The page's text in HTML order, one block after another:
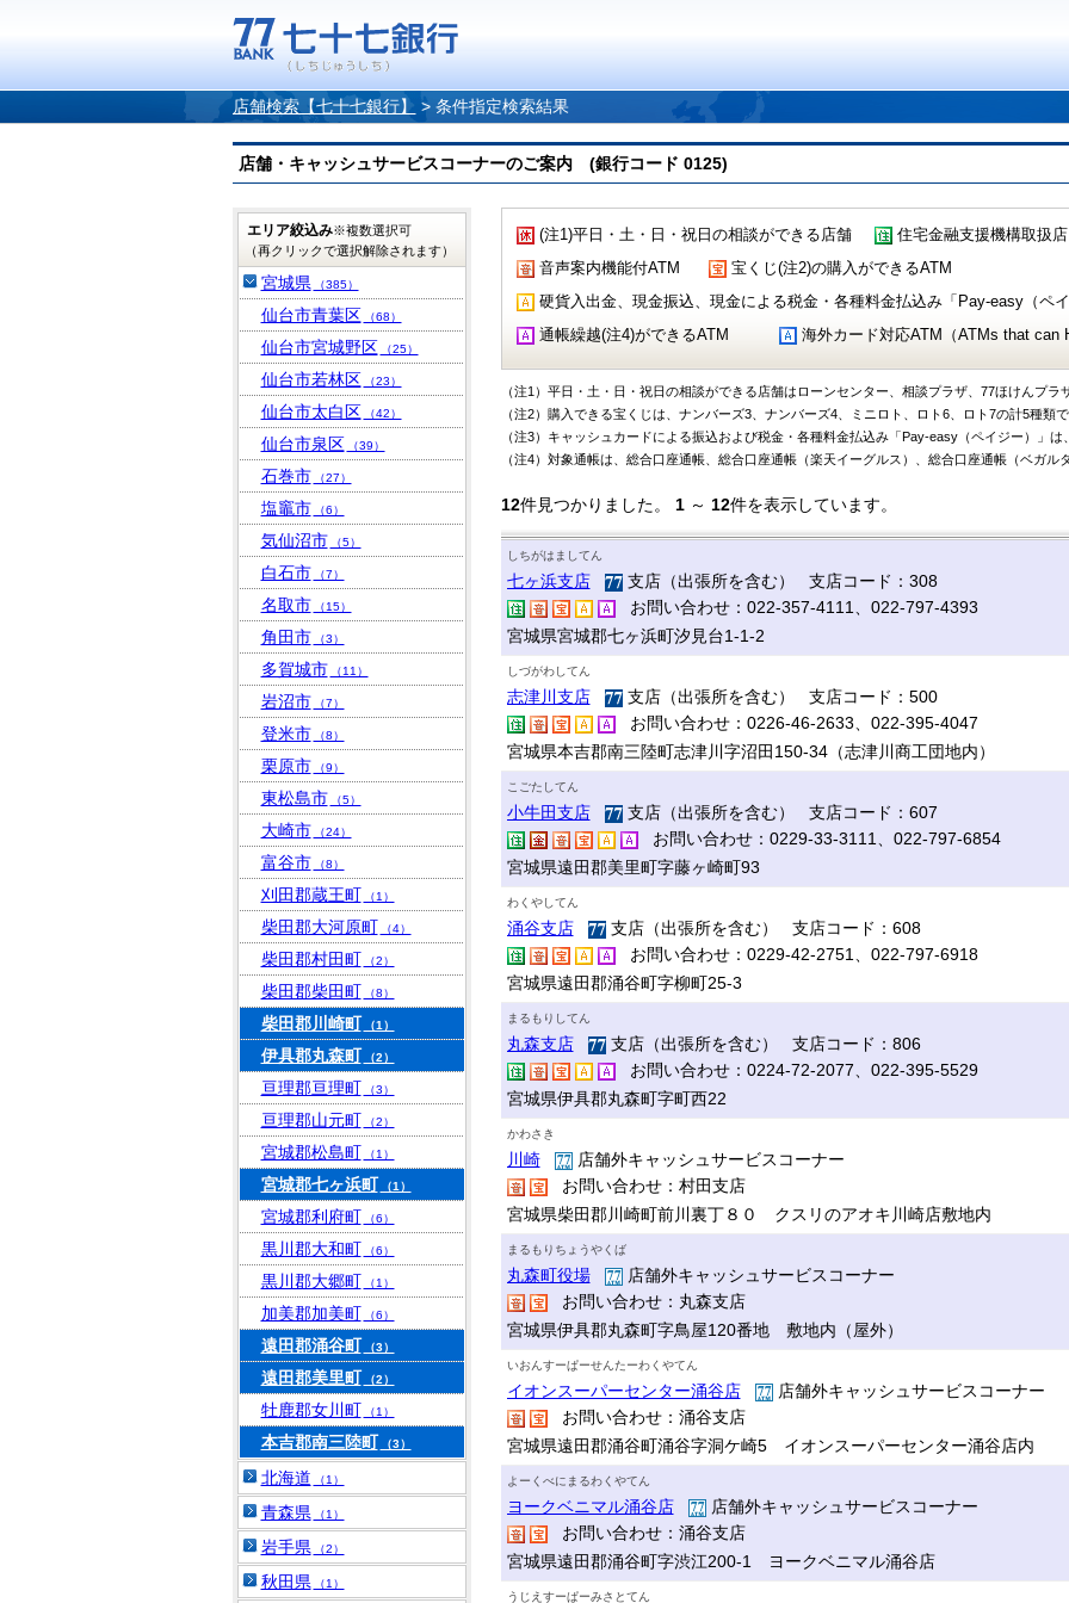
店舗検索【七十七銀行】 > 条件指定検索結果
店舗・キャッシュサービスコーナーのご案内 (銀行コード 0125)
(注1)平日・土・日・祝日の相談ができる店舗 住宅金融支援機構取扱店
音声案内機能付ATM
宝くじ(注2)の購入ができるATM
硬貨入出金、現金振込、現金による税金・各種料金払込み「Pay-easy（ペ
通帳繰越(注4)ができるATM
海外カード対応ATM（ATMs that can
（注1）平日・土・日・祝日の相談ができる店舗はローンセンター、相談プラザ、77ほけんプラ
（注2）購入できる宝くじは、ナンバーズ3、ナンバーズ4、ミニロト、ロト6、ロト7の計5種類で
（注3）キャッシュカードによる振込および税金・各種料金払込み「Pay-easy（ペイジー）」は
（注4）対象通帳は、総合口座通帳、総合口座通帳（楽天イーグルス）、総合口座通帳（ベガル
12件見つかりました。 1～ 12件を表示しています。
しちがはましてん
七ヶ浜支店
支店（出張所を含む） 支店コード：308
お問い合わせ：022-357-4111、022-797-4393
宮城県宮城郡七ヶ浜町汐見台1-1-2
しづがわしてん
志津川支店
支店（出張所を含む） 支店コード：500
お問い合わせ：0226-46-2633、022-395-4047
宮城県本吉郡南三陸町志津川字沼田150-34（志津川商工団地内）
こごたしてん
小牛田支店
支店（出張所を含む） 支店コード：607
お問い合わせ：0229-33-3111、022-797-6854
宮城県遠田郡美里町字藤ヶ崎町93
わくやしてん
涌谷支店
支店（出張所を含む） 支店コード：608
お問い合わせ：0229-42-2751、022-797-6918
宮城県遠田郡涌谷町字柳町25-3
まるもりしてん
丸森支店
支店（出張所を含む） 支店コード：806
お問い合わせ：0224-72-2077、022-395-5529
宮城県伊具郡丸森町字町西22
かわさき
川崎
店舗外キャッシュサービスコーナー
お問い合わせ：村田支店
宮城県柴田郡川崎町前川裏丁８０ クスリのアオキ川崎店敷地内
まるもりちょうやくば
丸森町役場
店舗外キャッシュサービスコーナー
お問い合わせ：丸森支店
宮城県伊具郡丸森町字鳥屋120番地 敷地内（屋外）
いおんすーぱーせんたーわくやてん
イオンスーパーセンター涌谷店
店舗外キャッシュサービスコーナー
お問い合わせ：涌谷支店
宮城県遠田郡涌谷町涌谷字洞ケ崎5 イオンスーパーセンター涌谷店内
よーくべにまるわくやてん
ヨークベニマル涌谷店
店舗外キャッシュサービスコーナー
お問い合わせ：涌谷支店
宮城県遠田郡涌谷町字渋江200-1 ヨークベニマル涌谷店
うじえすーぱーみさとてん
エリア絞込み※複数選択可
（再クリックで選択解除されます）
宮城県 （385）
仙台市青葉区 （68）
仙台市宮城野区 （25）
仙台市若林区 （23）
仙台市太白区 （42）
仙台市泉区 （39）
石巻市 （27）
塩竈市 （6）
気仙沼市 （5）
白石市 （7）
名取市 （15）
角田市 （3）
多賀城市 （11）
岩沼市 （7）
登米市 （8）
栗原市 （9）
東松島市 （5）
大崎市 （24）
富谷市 （8）
刈田郡蔵王町 （1）
柴田郡大河原町 （4）
柴田郡村田町 （2）
柴田郡柴田町 （8）
柴田郡川崎町 （1）
伊具郡丸森町 （2）
亘理郡亘理町 （3）
亘理郡山元町 （2）
宮城郡松島町 （1）
宮城郡七ヶ浜町 （1）
宮城郡利府町 （6）
黒川郡大和町 （6）
黒川郡大郷町 （1）
加美郡加美町 （6）
遠田郡涌谷町 （3）
遠田郡美里町 （2）
牡鹿郡女川町 （1）
本吉郡南三陸町 （3）
北海道 （1）
青森県 （1）
岩手県 （2）
秋田県 （1）